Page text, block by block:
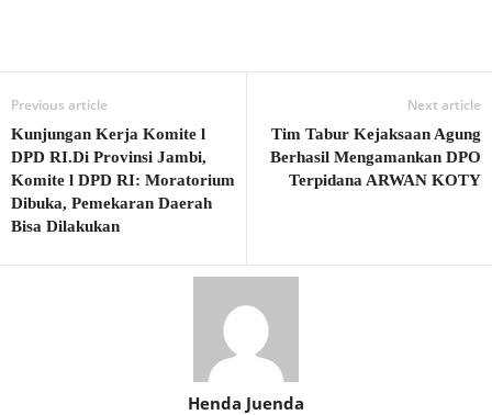
Previous article
Kunjungan Kerja Komite l
DPD RI.Di Provinsi Jambi,
Komite l DPD RI: Moratorium
Dibuka, Pemekaran Daerah
Bisa Dilakukan
Next article
Tim Tabur Kejaksaan Agung
Berhasil Mengamankan DPO
Terpidana ARWAN KOTY
Henda Juenda